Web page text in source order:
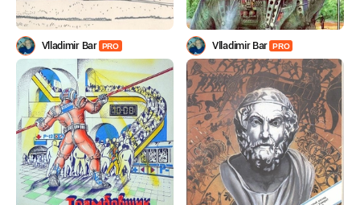
Vlladimir Bar PRO Vlladimir Bar PRO